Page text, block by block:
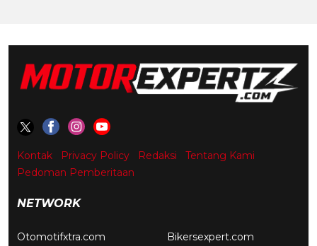
Kontak Privacy Policy Redaksi
Tentang Kami
Pedoman Pemberitaan
NETWORK
Otomotifxtra.com Bikersexpert.com